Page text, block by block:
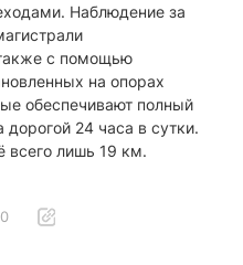
Наблюдение за
с помощью
на опорах
обеспечивают полный
дорогой 24 часа в сутки.
всего лишь 19 км.
0